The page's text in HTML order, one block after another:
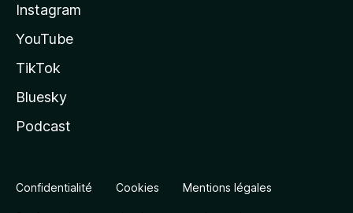
Instagram
YouTube
TikTok
Bluesky
Podcast
Confidentialité Cookies Mentions légales